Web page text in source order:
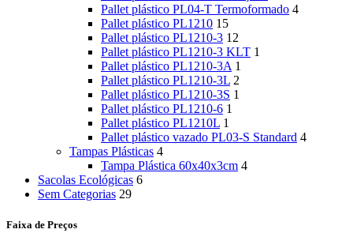
Pallet plástico PL04-T Termoformado 4
Pallet plástico PL1210 15
Pallet plástico PL1210-3 12
Pallet plástico PL1210-3 KLT 1
Pallet plástico PL1210-3A 1
Pallet plástico PL1210-3L 2
Pallet plástico PL1210-3S 1
Pallet plástico PL1210-6 1
Pallet plástico PL1210L 1
Pallet plástico vazado PL03-S Standard 4
Tampas Plásticas 4
Tampa Plástica 60x40x3cm 4
Sacolas Ecológicas 6
Sem Categorias 29
Faixa de Preços